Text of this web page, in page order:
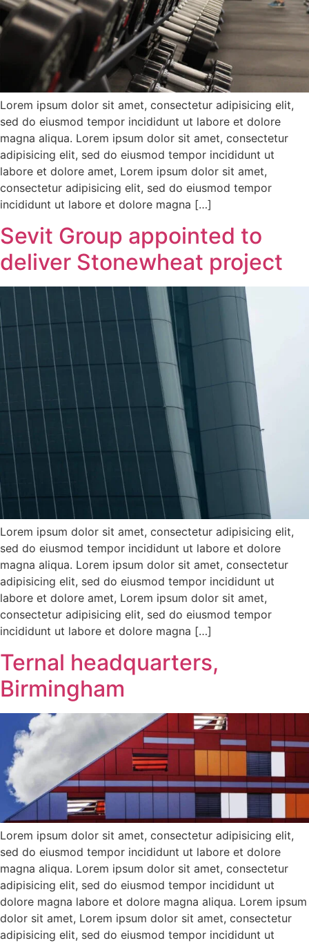
Lorem ipsum dolor sit amet, consectetur adipisicing elit,
sed do eiusmod tempor incididunt ut labore et dolore
magna aliqua. Lorem ipsum dolor sit amet, consectetur
adipisicing elit, sed do eiusmod tempor incididunt ut
labore et dolore amet, Lorem ipsum dolor sit amet,
consectetur adipisicing elit, sed do eiusmod tempor
incididunt ut labore et dolore magna […]
Sevit Group appointed to
deliver Stonewheat project
Lorem ipsum dolor sit amet, consectetur adipisicing elit,
sed do eiusmod tempor incididunt ut labore et dolore
magna aliqua. Lorem ipsum dolor sit amet, consectetur
adipisicing elit, sed do eiusmod tempor incididunt ut
labore et dolore amet, Lorem ipsum dolor sit amet,
consectetur adipisicing elit, sed do eiusmod tempor
incididunt ut labore et dolore magna […]
Ternal headquarters,
Birmingham
Lorem ipsum dolor sit amet, consectetur adipisicing elit,
sed do eiusmod tempor incididunt ut labore et dolore
magna aliqua. Lorem ipsum dolor sit amet, consectetur
adipisicing elit, sed do eiusmod tempor incididunt ut
dolore magna labore et dolore magna aliqua. Lorem ipsum
dolor sit amet, Lorem ipsum dolor sit amet, consectetur
adipisicing elit, sed do eiusmod tempor incididunt ut